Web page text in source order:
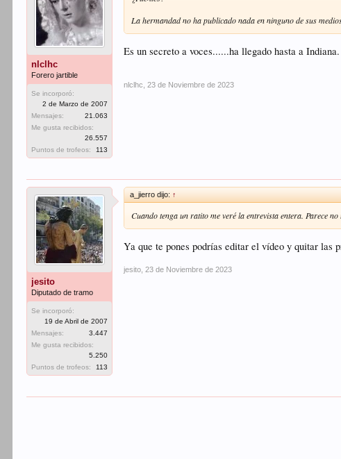
nlclhc
Forero jartible
Se incorporó:
2 de Marzo de 2007
Mensajes:
21.063
Me gusta recibidos:
26.557
Puntos de trofeos:
113
La hermandad no ha publicado nada en ninguno de sus
Es un secreto a voces......ha llegado hasta a Indiana.
nlclhc
23 de Noviembre de 2023
jesito
Diputado de tramo
Se incorporó:
19 de Abril de 2007
Mensajes:
3.447
Me gusta recibidos:
5.250
Puntos de trofeos:
113
a_jierro dijo: ↑
Cuando tenga un ratito me veré la entrevista entera. Parece no
Ya que te pones podrías editar el vídeo y quitar las
jesito 23 de Noviembre de 2023